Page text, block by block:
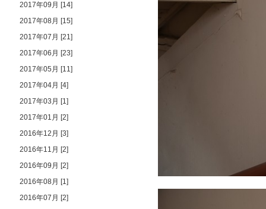
2017年09月 [14]
2017年08月 [15]
2017年07月 [21]
2017年06月 [23]
2017年05月 [11]
2017年04月 [4]
2017年03月 [1]
2017年01月 [2]
2016年12月 [3]
2016年11月 [2]
2016年09月 [2]
2016年08月 [1]
2016年07月 [2]